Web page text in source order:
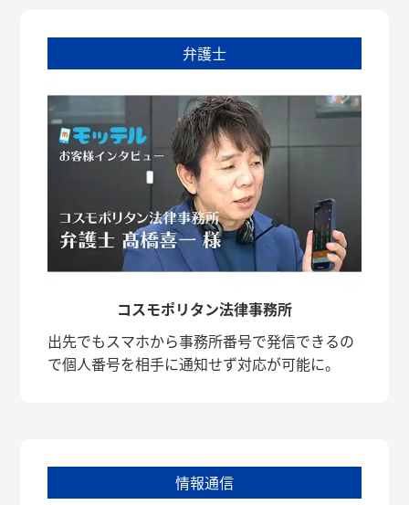
弁護士
コスモポリタン法律事務所
出先でもスマホから事務所番号で発信できるの
で個人番号を相手に通知せず対応が可能に。
情報通信